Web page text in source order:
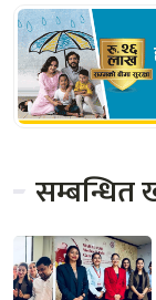
सम्बन्धित